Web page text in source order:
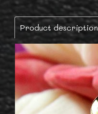
Product description